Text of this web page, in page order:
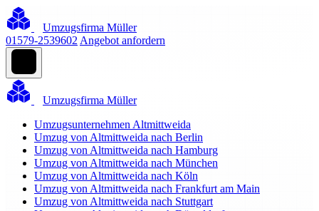
Umzugsfirma Müller
01579-2539602 Angebot anfordern
Umzugsfirma Müller
Umzugsunternehmen Altmittweida
Umzug von Altmittweida nach Berlin
Umzug von Altmittweida nach Hamburg
Umzug von Altmittweida nach München
Umzug von Altmittweida nach Köln
Umzug von Altmittweida nach Frankfurt am Main
Umzug von Altmittweida nach Stuttgart